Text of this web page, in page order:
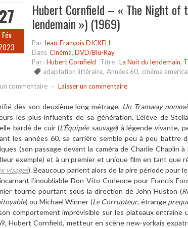
27
Fév
Hubert Cornfield – « The Night of
lendemain ») (1969)
Par Jean-François DICKELI
Dans Cinéma, DVD/Blu-Ray
Par :Hubert Cornfield Titre :La Nuit du lendemain,
adaptation littéraire, Années 60, cinéma
commentaire - Laisser un commentaire
é dès son deuxième long-métrage, Un Tramway nommé
les plus influents de sa génération. L’élève de
bardéde cuir (L’Équipée sauvage) à légende vivante,
les années 60, sa carrière semble peu àpeu battre
(son passage devant la caméra de Charlie Chaplinà l
exemple) et à un premier et unique film en tant que
visages). Beaucoup parlent alors de la pire période pour
l’inoubliable Don Vito Corleone pour Francis
tourne pourtant sous la direction de John Huston (
) ou Michael Winner (Le Corrupteur, étrange
comportement imprévisible sur les plateaux entraîne
Hubert Cornfield, metteur en scène new-yorkais